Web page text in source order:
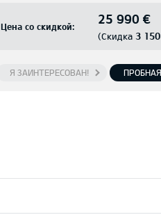
Цена со скидкой: 25 990 €
(Скидка 3
Я ЗАИНТЕРЕСОВАН!